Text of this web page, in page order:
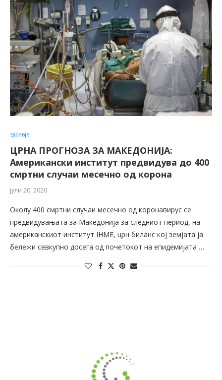
здравје
ЦРНА ПРОГНОЗА ЗА МАКЕДОНИЈА:
Американски институт предвидува до 400
смртни случаи месечно од корона
јули 20, 2020
Околу 400 смртни случаи месечно од коронавирус се
предвидувањата за Македонија за следниот период, на
американскиот институт IHME, црн биланс кој земјата ја
бележи севкупно досега од почетокот на епидемијата …